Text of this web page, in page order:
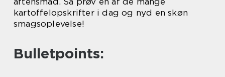
kartoffelopskrifter i dag og nyd en skøn
smagsoplevelse!
Bulletpoints: